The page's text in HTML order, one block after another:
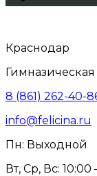
Краснодар
Гимназическая
8 (861) 262-40-
info@felicina.ru
Пн: Выходной
Вт, Ср, Вс: 10:00